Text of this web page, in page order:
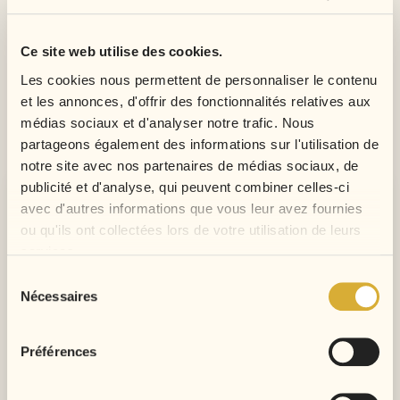
Ce site web utilise des cookies.
Les cookies nous permettent de personnaliser le contenu
et les annonces, d'offrir des fonctionnalités relatives aux
médias sociaux et d'analyser notre trafic. Nous
partageons également des informations sur l'utilisation de
notre site avec nos partenaires de médias sociaux, de
publicité et d'analyse, qui peuvent combiner celles-ci
avec d'autres informations que vous leur avez fournies
ou qu'ils ont collectées lors de votre utilisation de leurs
Nécessaires
Préférences
9 AUTRES PRODUITS
DANS LA MÊME
CATÉGORIE :